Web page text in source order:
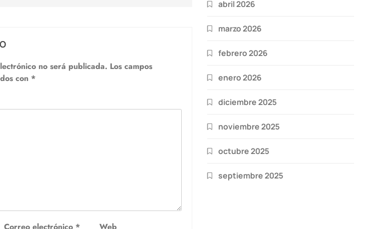
no será publicada. Los campos
con *
abril 2026
marzo 2026
febrero 2026
enero 2026
diciembre 2025
noviembre 2025
octubre 2025
septiembre 2025